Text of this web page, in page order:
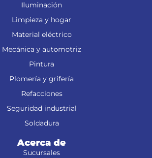
Iluminación
Limpieza y hogar
Material eléctrico
Mecánica y automotriz
Pintura
Plomería y grifería
Refacciones
Seguridad industrial
Soldadura
Acerca de
Sucursales